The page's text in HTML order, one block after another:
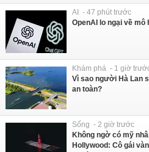
AI - 47 phút trước
OpenAI lo ngại về mô
Khám phá - 1 giờ
Vì sao người Hà Lan
an toàn?
Sống - 2 giờ trước
Không ngờ có mỹ
Hollywood: Cô gái